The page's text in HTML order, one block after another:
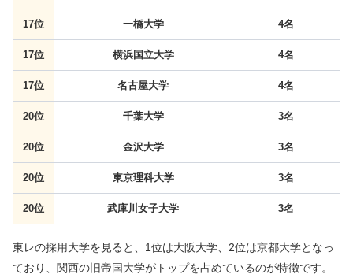
17位 一橋大学 4名
17位 横浜国立大学 4名
17位 名古屋大学 4名
20位 千葉大学 3名
20位 金沢大学 3名
20位 東京理科大学 3名
20位 武庫川女子大学 3名
東レの採用大学を見ると、1位は大阪大学、2位は京都大学となっ
ており、関西の旧帝国大学がトップを占めているのが特徴です。